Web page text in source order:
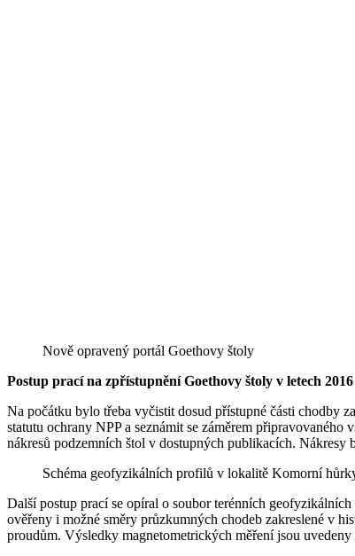
Nově opravený portál Goethovy štoly
Postup prací na zpřístupnění Goethovy štoly v letech 2016
Na počátku bylo třeba vyčistit dosud přístupné části chodby
statutu ochrany NPP a seznámit se záměrem
nákresů podzemních štol v dostupných publikacích.
Schéma geofyzikálních profilů v lokalitě Komorní
Další postup prací se opíral o soubor terénních
ověřeny i možné směry průzkumných chodeb zakreslené v
proudům. Výsledky magnetometrických měření jsou uvedeny